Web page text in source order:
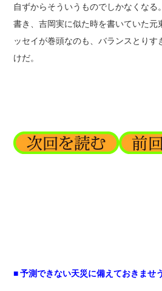
自ずからそういうものでしかなくなる
書き、吉岡実に似た時を書いていた元
ッセイが巻頭なのも、バランスとり
けだ。
■ 予測できない天災に備えておきませ